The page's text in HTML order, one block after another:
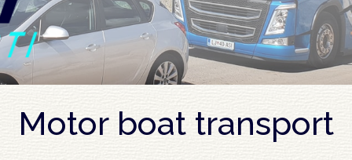
Motor boat transport